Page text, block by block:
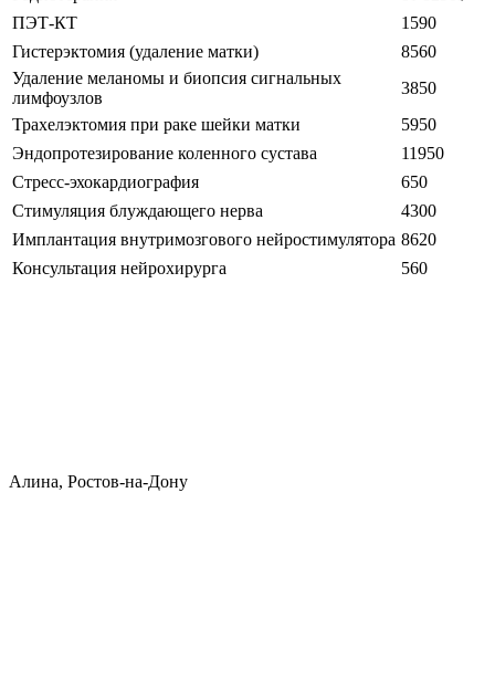
ПЭТ-КТ
1590
Гистерэктомия (удаление матки)
8560
Удаление меланомы и биопсия сигнальных
лимфоузлов
3850
Трахелэктомия при раке шейки матки
5950
Эндопротезирование коленного сустава
11950
Стресс-эхокардиография
650
Стимуляция блуждающего нерва
4300
Имплантация внутримозгового нейростимулятора 8620
Консультация нейрохирурга
560
Алина, Ростов-на-Дону